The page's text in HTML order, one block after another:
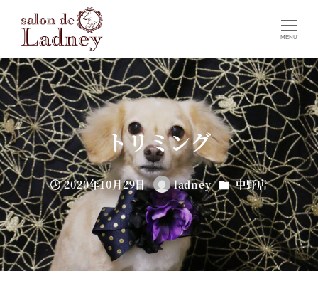
MENU
トリミング
投稿日
2020年10月29日
著
者
ladney カテゴリー
中野店